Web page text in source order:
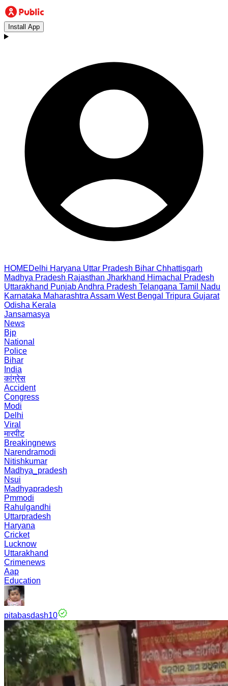
Install App
HOMEDelhi Haryana Uttar Pradesh Bihar Chhattisgarh
Madhya Pradesh Rajasthan Jharkhand Himachal Pradesh
Uttarakhand PunjabAndhra Pradesh Telangana Tamil Nadu
Karnataka Maharashtra Assam West Bengal Tripura Gujarat
Odisha Kerala
Jansamasya
News
Bjp
National
Police
Bihar
India
कांग्रेस
Accident
Congress
Modi
Delhi
Viral
मारपीट
Breakingnews
Narendramodi
Nitishkumar
Madhya_pradesh
Nsui
Madhyapradesh
Pmmodi
Rahulgandhi
Uttarpradesh
Haryana
Cricket
Lucknow
Uttarakhand
Crimenews
Aap
Education
pitabasdash10